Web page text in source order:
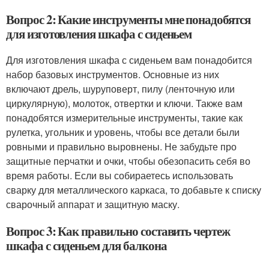
Вопрос 2: Какие инструменты мне понадобятся
для изготовления шкафа с сиденьем
Для изготовления шкафа с сиденьем вам понадобится
набор базовых инструментов. Основные из них
включают дрель, шуруповерт, пилу (ленточную или
циркулярную), молоток, отвертки и ключи. Также вам
понадобятся измерительные инструменты, такие как
рулетка, угольник и уровень, чтобы все детали были
ровными и правильно выровнены. Не забудьте про
защитные перчатки и очки, чтобы обезопасить себя во
время работы. Если вы собираетесь использовать
сварку для металлического каркаса, то добавьте к списку
сварочный аппарат и защитную маску.
Вопрос 3: Как правильно составить чертеж
шкафа с сиденьем для балкона